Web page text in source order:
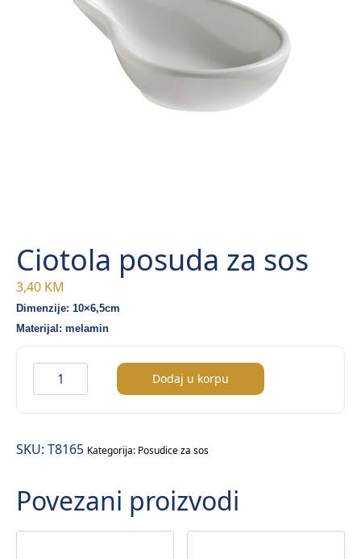
Ciotola posuda za sos
3,40 KM
Dimenzije: 10×6,5cm
Materijal: melamin
Ciotola
posuda
za
količina
Dodaj u korpu
SKU: T8165 Kategorija: Posudice za sos
Povezani proizvodi